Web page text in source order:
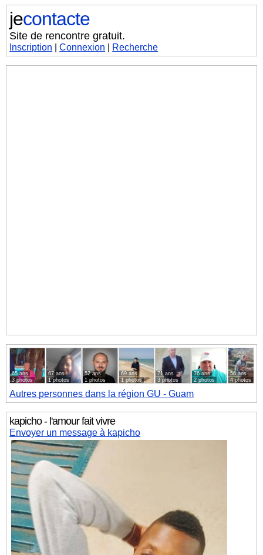
jecontacte
Site de rencontre gratuit.
Inscription |Connexion Recherche
65 ans
3 photos
67 ans
1 photos
52 ans
1 photos
69 ans
1 photos
71 ans
3 photos
76 ans
2 photos
56 ans
4 photos
Autres personnes dans la région GU - Guam
kapicho - l'amour fait vivre
Envoyer un message à kapicho